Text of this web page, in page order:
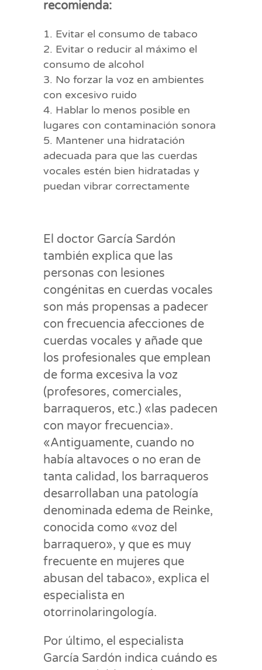
recomienda:
Evitar el consumo de tabaco
Evitar o reducir al máximo el
consumo de alcohol
No forzar la voz en ambientes
con excesivo ruido
Hablar lo menos posible en
lugares con contaminación sonora
Mantener una hidratación
adecuada para que las cuerdas
vocales estén bien hidratadas y
puedan vibrar correctamente
El doctor García Sardón
también explica que las
personas con lesiones
congénitas en cuerdas vocales
son más propensas a padecer
con frecuencia afecciones de
cuerdas vocales y añade que
los profesionales que emplean
de forma excesiva la voz
(profesores, comerciales,
barraqueros, etc.) «las padecen
con mayor frecuencia».
«Antiguamente, cuando no
había altavoces o no eran de
tanta calidad, los barraqueros
desarrollaban una patología
denominada edema de Reinke,
conocida como «voz del
barraquero», y que es muy
frecuente en mujeres que
abusan del tabaco», explica el
especialista en
otorrinolaringología.
Por último, el especialista
García Sardón indica cuándo es